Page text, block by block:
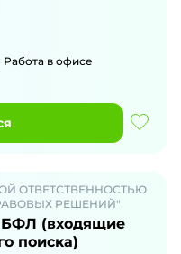
Работа в офисе
ОТВЕТСТВЕННОСТЬЮ
РЕШЕНИЙ"
(входящие
поиска)